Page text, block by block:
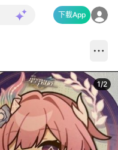
下載App
1/2